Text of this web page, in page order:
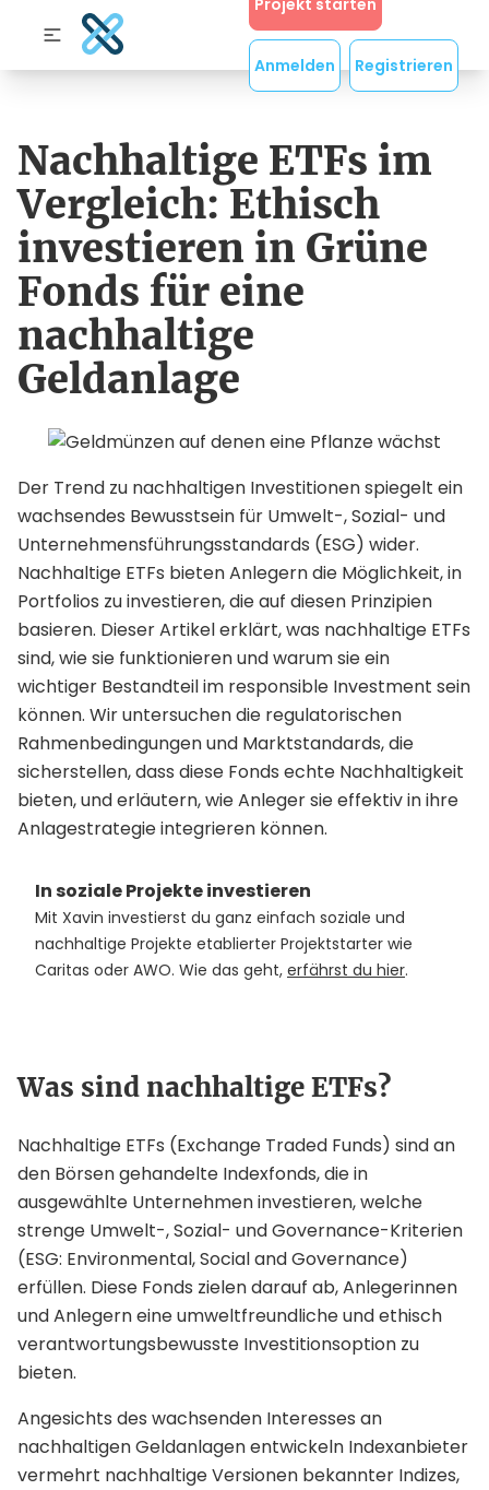
Projekt starten
Anmelden Registrieren
Nachhaltige ETFs im
Vergleich: Ethisch
investieren in Grüne
Fonds für eine
nachhaltige
Geldanlage
Der Trend zu nachhaltigen Investitionen spiegelt ein
wachsendes Bewusstsein für Umwelt-, Sozial- und
Unternehmensführungsstandards (ESG) wider.
Nachhaltige ETFs bieten Anlegern die Möglichkeit, in
Portfolios zu investieren, die auf diesen Prinzipien
basieren. Dieser Artikel erklärt, was nachhaltige ETFs
sind, wie sie funktionieren und warum sie ein
wichtiger Bestandteil im responsible Investment sein
können. Wir untersuchen die regulatorischen
Rahmenbedingungen und Marktstandards, die
sicherstellen, dass diese Fonds echte Nachhaltigkeit
bieten, und erläutern, wie Anleger sie effektiv in ihre
Anlagestrategie integrieren können.
In soziale Projekte investieren
Mit Xavin investierst du ganz einfach soziale und
nachhaltige Projekte etablierter Projektstarter wie
Caritas oder AWO. Wie das geht, erfährst du hier.
Was sind nachhaltige ETFs?
Nachhaltige ETFs (Exchange Traded Funds) sind an
den Börsen gehandelte Indexfonds, die in
ausgewählte Unternehmen investieren, welche
strenge Umwelt-, Sozial- und Governance-Kriterien
(ESG: Environmental, Social and Governance)
erfüllen. Diese Fonds zielen darauf ab, Anlegerinnen
und Anlegern eine umweltfreundliche und ethisch
verantwortungsbewusste Investitionsoption zu
bieten.
Angesichts des wachsenden Interesses an
nachhaltigen Geldanlagen entwickeln Indexanbieter
vermehrt nachhaltige Versionen bekannter Indizes,